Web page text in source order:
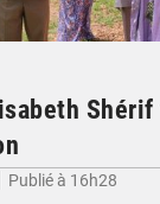
Shérif
Publié à 16h28